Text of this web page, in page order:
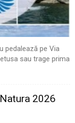
pedalează pe Via
sau trage prima
2026